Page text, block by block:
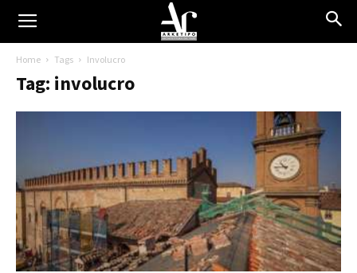
Home Tags Involucro
Tag: involucro